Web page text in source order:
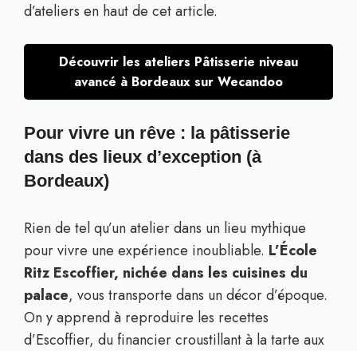
d’ateliers en haut de cet article.
Découvrir les ateliers Pâtisserie niveau
avancé à Bordeaux sur Wecandoo
Pour vivre un rêve : la pâtisserie
dans des lieux d’exception (à
Bordeaux)
Rien de tel qu’un atelier dans un lieu mythique
pour vivre une expérience inoubliable. L’École
Ritz Escoffier, nichée dans les cuisines du
palace, vous transporte dans un décor d’époque.
On y apprend à reproduire les recettes
d’Escoffier, du financier croustillant à la tarte aux